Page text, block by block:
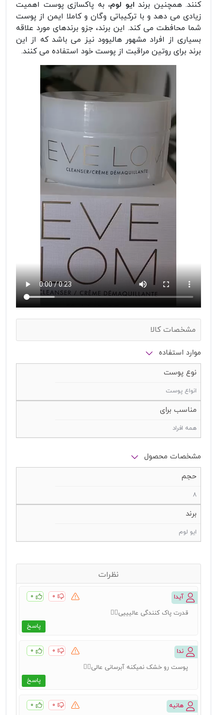
کنند. همچنین برند ایو لوم، به پاکسازی پوست اهمیت
زیادی می دهد و با ترکیباتی وگان و کاملا ایمن از پوست
شما محافطت می کند. این برند، جزو برندهای مورد علاقه
بسیاری از افراد مشهور هالیوود نیز می باشد که از این
برند برای روتین مراقبت از پوست خود استفاده می کنند‌.
مشخصات کالا
موارد استفاده
نوع پوست
انواع پوست
مناسب برای
همه افراد
مشخصات محصول
حجم
8
برند
ایو لوم
نظرات
آیدا ۰ ۰
پاسخ
قدرت پاک کنندگی عالیییی👍🏻
ندا ۰ ۰
پاسخ
پوست رو خشک نمیکنه آبرسانی عالی👍🏻
هانیه ۰ ۰